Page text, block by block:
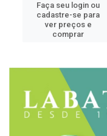
Faça seu login ou
cadastre-se para
ver preços e
comprar